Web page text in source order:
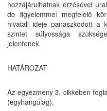
hozzájárulhatnak érzésével
de figyelemmel megfelelő
hivatali ideje panaszkodott a
szintet súlyossága
jelentenek.
HATÁROZAT
Az egyezmény 3. cikkében
(egyhangúlag).